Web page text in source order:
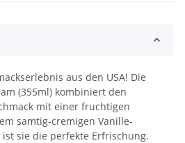
aus den USA! Die
(355ml) kombiniert den
mit einer fruchtigen
samtig-cremigen Vanille-
sie die perfekte Erfrischung.